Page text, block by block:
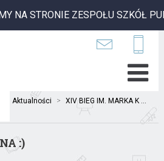
STRONIE ZESPOŁU SZKÓŁ
Aktualności > XIV BIEG IM. MARKA K ...
:)